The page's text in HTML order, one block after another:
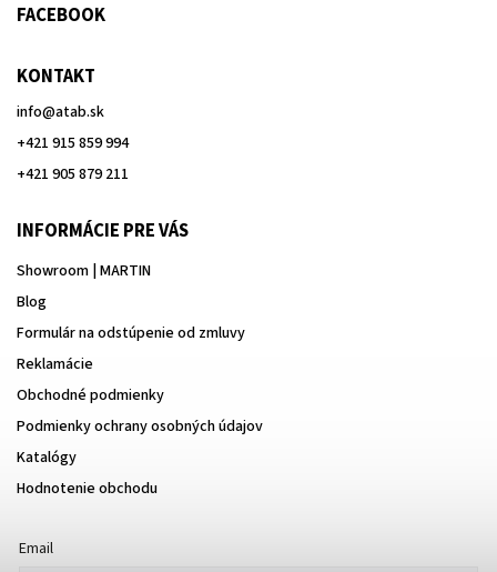
FACEBOOK
KONTAKT
info@atab.sk
+421 915 859 994
+421 905 879 211
INFORMÁCIE PRE VÁS
Showroom | MARTIN
Blog
Formulár na odstúpenie od zmluvy
Reklamácie
Obchodné podmienky
Podmienky ochrany osobných údajov
Katalógy
Hodnotenie obchodu
Email